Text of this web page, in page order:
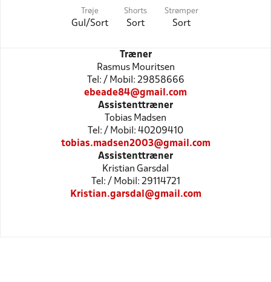
Trøje
Gul/Sort
Shorts
Sort
Strømper
Sort
Træner
Rasmus Mouritsen
Tel: / Mobil: 29858666
ebeade84@gmail.com
Assistenttræner
Tobias Madsen
Tel: / Mobil: 40209410
tobias.madsen2003@gmail.com
Assistenttræner
Kristian Garsdal
Tel: / Mobil: 29114721
Kristian.garsdal@gmail.com